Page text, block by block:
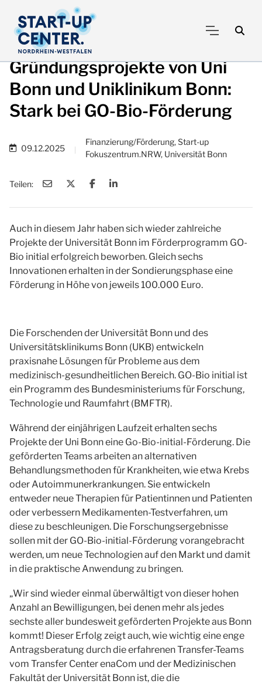
Gründungsprojekte von Uni
Bonn und Uniklinikum Bonn:
Stark bei GO-Bio-Förderung
09.12.2025
Finanzierung/Förderung, Start-up
Fokuszentrum.NRW, Universität Bonn
Teilen:
Auch in diesem Jahr haben sich wieder zahlreiche
Projekte der Universität Bonn im Förderprogramm GO-
Bio initial erfolgreich beworben. Gleich sechs
Innovationen erhalten in der Sondierungsphase eine
Förderung in Höhe von jeweils 100.000 Euro.
Die Forschenden der Universität Bonn und des
Universitätsklinikums Bonn (UKB) entwickeln
praxisnahe Lösungen für Probleme aus dem
medizinisch-gesundheitlichen Bereich. GO-Bio initial ist
ein Programm des Bundesministeriums für Forschung,
Technologie und Raumfahrt (BMFTR).
Während der einjährigen Laufzeit erhalten sechs
Projekte der Uni Bonn eine Go-Bio-initial-Förderung. Die
geförderten Teams arbeiten an alternativen
Behandlungsmethoden für Krankheiten, wie etwa Krebs
oder Autoimmunerkrankungen. Sie entwickeln
entweder neue Therapien für Patientinnen und Patienten
oder verbessern Medikamenten-Testverfahren, um
diese zu beschleunigen. Die Forschungsergebnisse
sollen mit der GO-Bio-initial-Förderung vorangebracht
werden, um neue Technologien auf den Markt und damit
in die praktische Anwendung zu bringen.
„Wir sind wieder einmal überwältigt von dieser hohen
Anzahl an Bewilligungen, bei denen mehr als jedes
sechste aller bundesweit geförderten Projekte aus Bonn
kommt! Dieser Erfolg zeigt auch, wie wichtig eine enge
Antragsberatung durch die erfahrenen Transfer-Teams
vom Transfer Center enaCom und der Medizinischen
Fakultät der Universität Bonn ist, die die